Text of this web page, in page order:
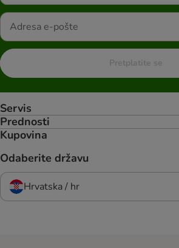
Pretplatite se
Servis
Prednosti
Kupovina
Odaberite državu
Hrvatska / hr